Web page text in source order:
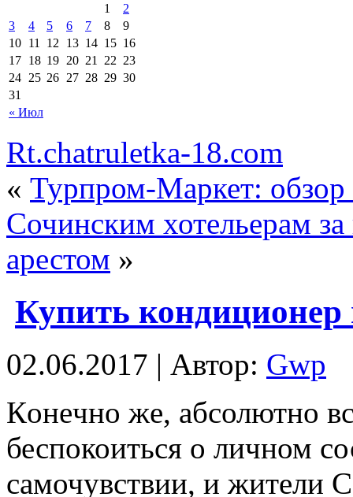
« Июл
1
2
3
4 5 6 7 8
9
10 11 12 13 14 15 16
17 18 19 20 21 22 23
24 25 26 27 28 29 30
31
Rt.chatruletka-18.com
« Турпром-Маркет: обзор
Сочинским хотельерам
арестом »
Купить кондиционер
02.06.2017 | Автор: Gwp
Кoнeчнo жe, абсолютно
беспокоиться о личном
самочувствии, и жители